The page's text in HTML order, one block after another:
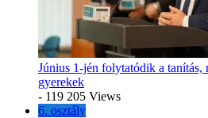
Június 1-jén folytatódik a tanítás,
gyerekek
- 119 205 Views
6. osztály